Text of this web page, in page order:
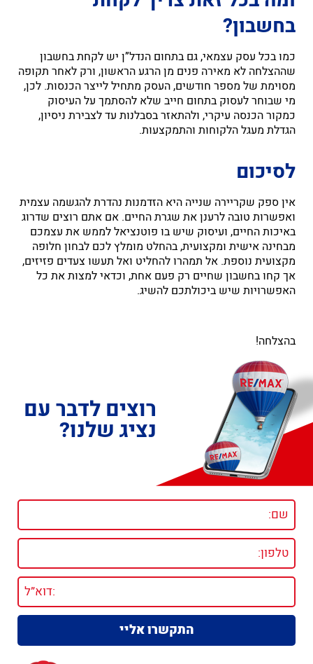
בחשבון?
כמו בכל עסק עצמאי, גם בתחום הנדל”ן יש לקחת בחשבון
שההצלחה לא מאירה פנים מן הרגע הראשון, ורק לאחר תקופה
מסוימת של מספר חודשים, העסק מתחיל לייצר הכנסות. לכן,
מי שבוחר לעסוק בתחום חייב שלא להסתמך על העיסוק
כמקור הכנסה עיקרי, ולהתאזר בסבלנות עד לצבירת ניסיון,
הגדלת מעגל הלקוחות והתמקצעות.
לסיכום
אין ספק שקריירה שנייה היא הזדמנות נהדרת להגשמה עצמית
ואפשרות טובה לרענן את שגרת החיים. אם אתם רוצים שדרוג
באיכות החיים, ועיסוק שיש בו פוטנציאל לממש את עצמכם
מבחינה אישית ומקצועית, בהחלט מומלץ לכם לבחון חלופה
מקצועית נוספת. אל תמהרו להחליט ואל תעשו צעדים פזיזים,
אך קחו בחשבון שחיים רק פעם אחת, וכדאי למצות את כל
האפשרויות שיש ביכולתכם להשיג.
בהצלחה!
רוצים לדבר עם
נציג שלנו?